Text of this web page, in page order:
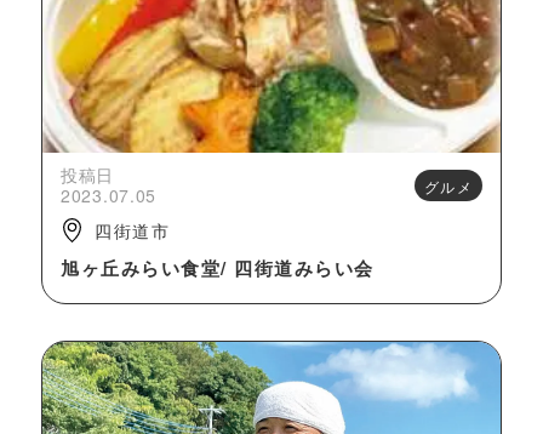
投稿日
2023.07.05
グルメ
四街道市
旭ヶ丘みらい食堂/ 四街道みらい会